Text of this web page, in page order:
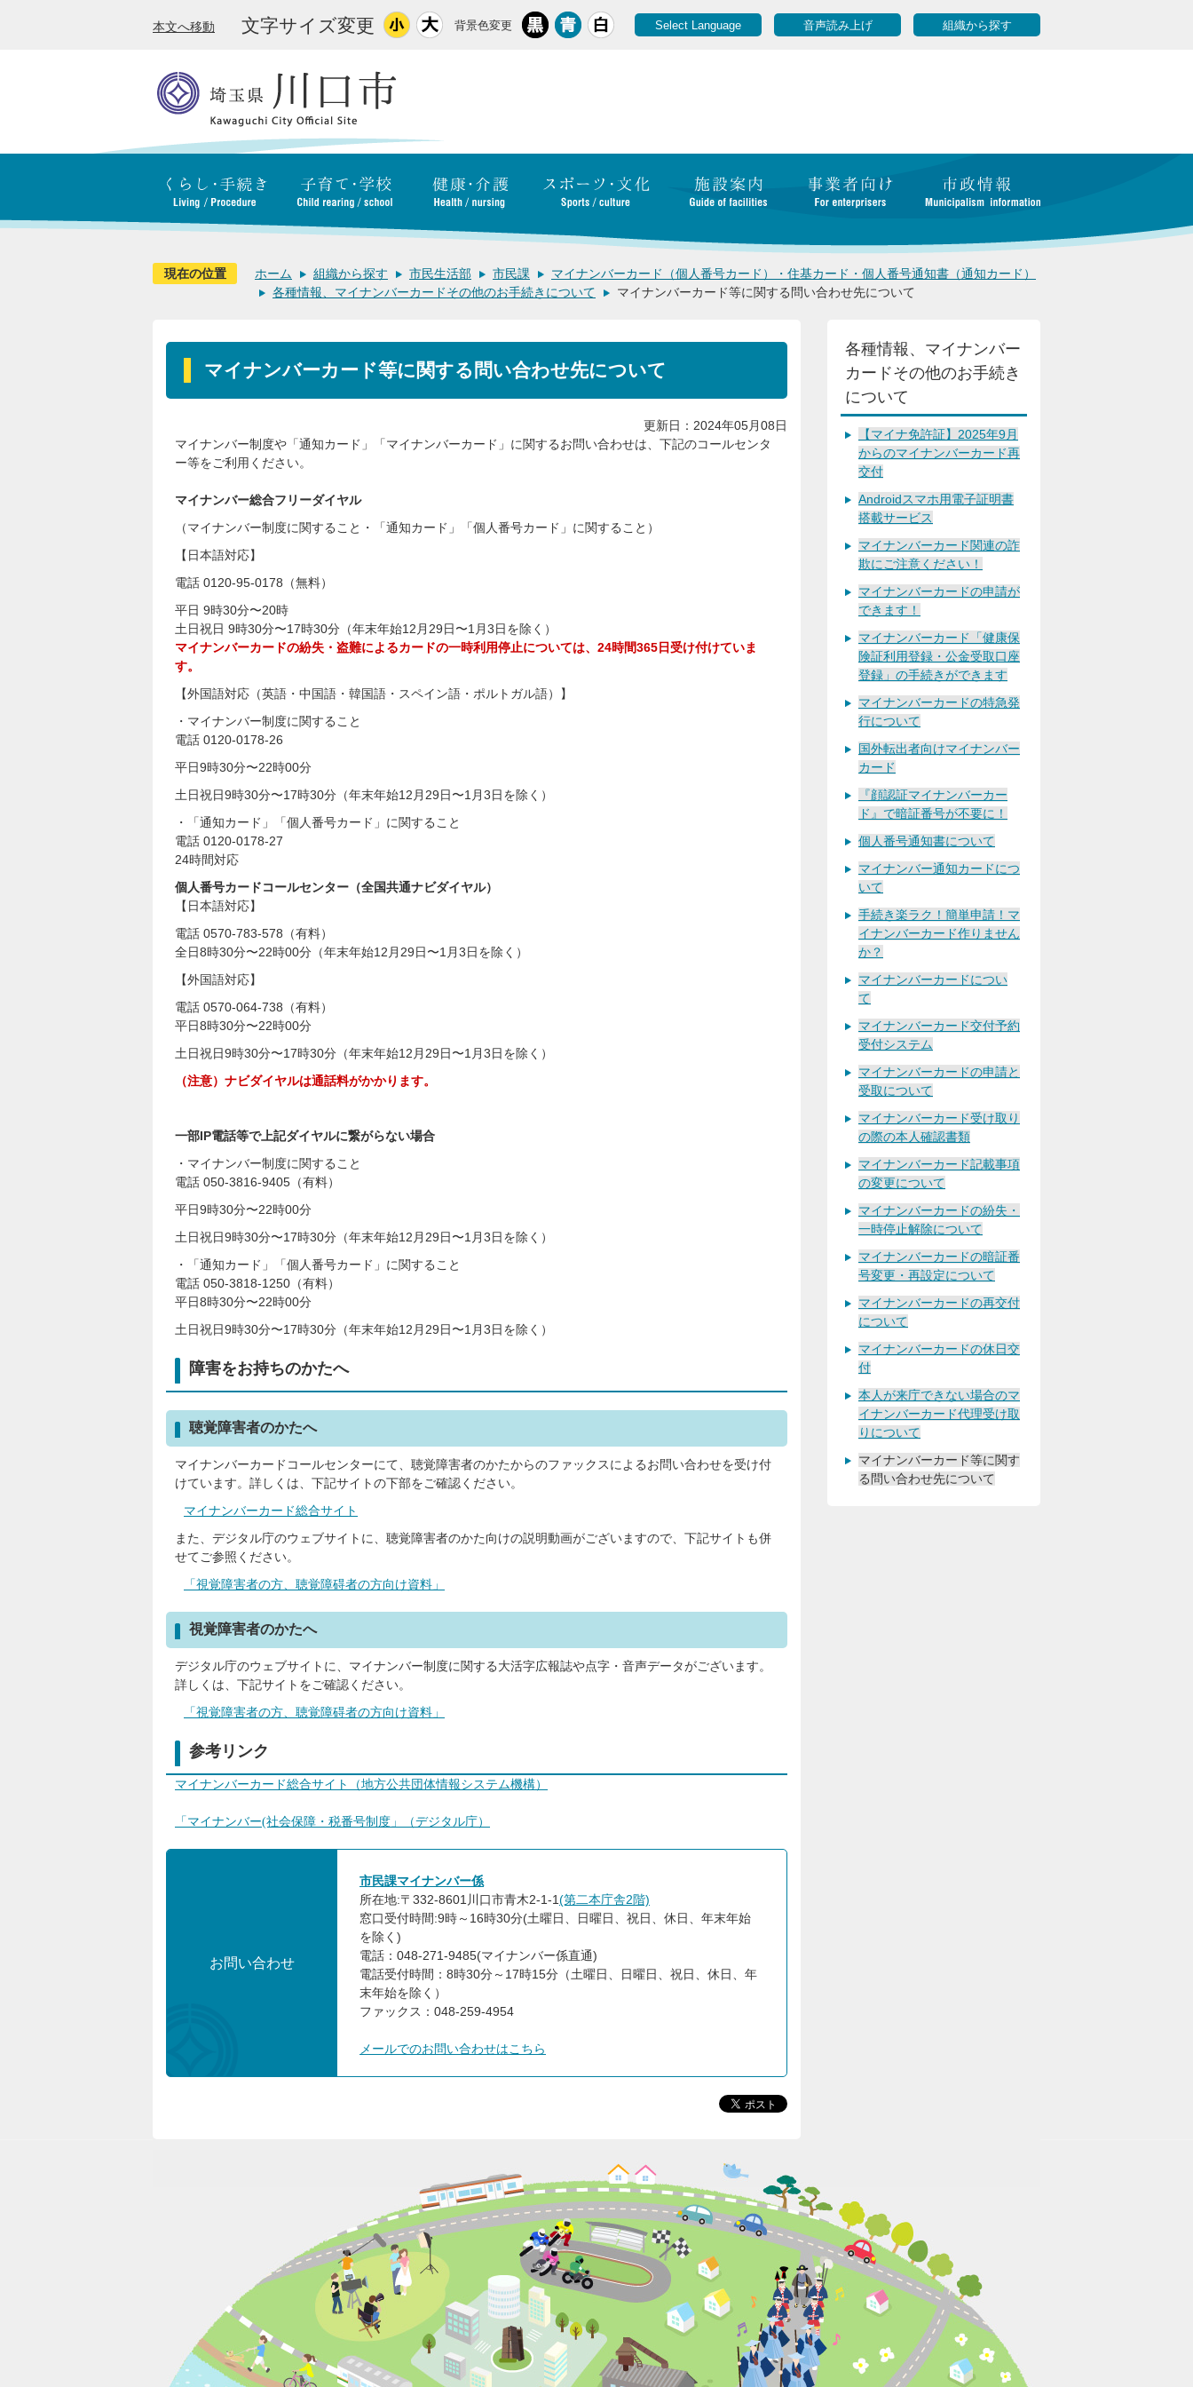
本文へ移動 文字サイズ変更 背景色変更 Select Language 音声読み上げ 組織から探す
現在の位置 ホーム 組織から探す 市民生活部 市民課
マイナンバーカード（個人番号カード）・住基カード・個人番号通知書（通知カード）
各種情報、マイナンバーカードその他のお手続きについて
マイナンバーカード等に関する問い合わせ先について
マイナンバーカード等に関する問い合わせ先について
更新日：2024年05月08日
マイナンバー制度や「通知カード」「マイナンバーカード」に関するお問い合わせは、下記のコールセンタ
ー等をご利用ください。
マイナンバー総合フリーダイヤル
（マイナンバー制度に関すること・「通知カード」「個人番号カード」に関すること）
【日本語対応】
電話 0120-95-0178（無料）
平日 9時30分〜20時
土日祝日 9時30分〜17時30分（年末年始12月29日〜1月3日を除く）
マイナンバーカードの紛失・盗難によるカードの一時利用停止については、24時間365日受け付けていま
す。
【外国語対応（英語・中国語・韓国語・スペイン語・ポルトガル語）】
・マイナンバー制度に関すること
電話 0120-0178-26
平日9時30分〜22時00分
土日祝日9時30分〜17時30分（年末年始12月29日〜1月3日を除く）
・「通知カード」「個人番号カード」に関すること
電話 0120-0178-27
24時間対応
個人番号カードコールセンター（全国共通ナビダイヤル）
【日本語対応】
電話 0570-783-578（有料）
全日8時30分〜22時00分（年末年始12月29日〜1月3日を除く）
【外国語対応】
電話 0570-064-738（有料）
平日8時30分〜22時00分
土日祝日9時30分〜17時30分（年末年始12月29日〜1月3日を除く）
（注意）ナビダイヤルは通話料がかかります。
一部IP電話等で上記ダイヤルに繋がらない場合
・マイナンバー制度に関すること
電話 050-3816-9405（有料）
平日9時30分〜22時00分
土日祝日9時30分〜17時30分（年末年始12月29日〜1月3日を除く）
・「通知カード」「個人番号カード」に関すること
電話 050-3818-1250（有料）
平日8時30分〜22時00分
土日祝日9時30分〜17時30分（年末年始12月29日〜1月3日を除く）
障害をお持ちのかたへ
聴覚障害者のかたへ
マイナンバーカードコールセンターにて、聴覚障害者のかたからのファックスによるお問い合わせを受け付
けています。詳しくは、下記サイトの下部をご確認ください。
マイナンバーカード総合サイト
また、デジタル庁のウェブサイトに、聴覚障害者のかた向けの説明動画がございますので、下記サイトも併
せてご参照ください。
「視覚障害者の方、聴覚障碍者の方向け資料」
視覚障害者のかたへ
デジタル庁のウェブサイトに、マイナンバー制度に関する大活字広報誌や点字・音声データがございます。
詳しくは、下記サイトをご確認ください。
「視覚障害者の方、聴覚障碍者の方向け資料」
参考リンク
マイナンバーカード総合サイト（地方公共団体情報システム機構）
「マイナンバー(社会保障・税番号制度 」（デジタル庁）
お問い合わせ
市民課マイナンバー係
所在地:〒332-8601川口市青木2-1-1(第二本庁舎2階)
窓口受付時間:9時～16時30分(土曜日、日曜日、祝日、休日、年末年始
を除く)
電話：048-271-9485(マイナンバー係直通)
電話受付時間：8時30分～17時15分（土曜日、日曜日、祝日、休日、年
末年始を除く）
ファックス：048-259-4954
メールでのお問い合わせはこちら
各種情報、マイナンバー
カードその他のお手続き
について
【マイナ免許証】2025年9月
からのマイナンバーカード再
交付
Androidスマホ用電子証明書
搭載サービス
マイナンバーカード関連の詐
欺にご注意ください！
マイナンバーカードの申請が
できます！
マイナンバーカード「健康保
険証利用登録・公金受取口座
登録」の手続きができます
マイナンバーカードの特急発
行について
国外転出者向けマイナンバー
カード
『顔認証マイナンバーカー
ド』で暗証番号が不要に！
個人番号通知書について
マイナンバー通知カードにつ
いて
手続き楽ラク！簡単申請！マ
イナンバーカード作りません
か？
マイナンバーカードについ
て
マイナンバーカード交付予約
受付システム
マイナンバーカードの申請と
受取について
マイナンバーカード受け取り
の際の本人確認書類
マイナンバーカード記載事項
の変更について
マイナンバーカードの紛失・
一時停止解除について
マイナンバーカードの暗証番
号変更・再設定について
マイナンバーカードの再交付
について
マイナンバーカードの休日交
付
本人が来庁できない場合のマ
イナンバーカード代理受け取
りについて
マイナンバーカード等に関す
る問い合わせ先について